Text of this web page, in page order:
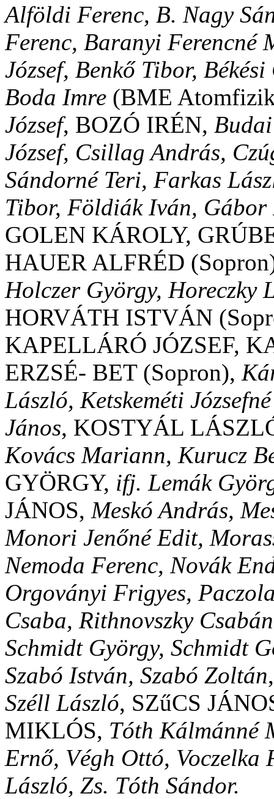
Alföldi Ferenc, B. Nagy
Ferenc, Baranyi Ferencné
József, Benkő Tibor,
Boda Imre (BME
József, BOZÓ IRÉN,
József, Csillag András,
Sándorné Teri, Farkas
Tibor, Földiák Iván, Gábor
GOLEN KÁROLY,
HAUER ALFRÉD
Holczer György, Horeczky
HORVÁTH ISTVÁN
KAPELLÁRÓ JÓZSEF,
ERZSÉ- BET (Sopron),
László, Ketskeméti
János, KOSTYÁL
Kovács Mariann, Kurucz
GYÖRGY, ifj. Lemák
JÁNOS, Meskó András,
Monori Jenőné Edit,
Nemoda Ferenc, Novák
Orgoványi Frigyes,
Csaba, Rithnovszky
Schmidt György, Schmidt
Szabó István, Szabó Zoltán
Széll László, SZűCS
MIKLÓS, Tóth Kálmánné
Ernő, Végh Ottó, Voczelka
László, Zs. Tóth Sándor.